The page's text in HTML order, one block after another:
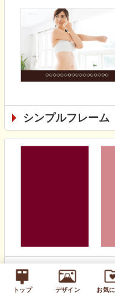
トップ デザイン お気
シンプルフレーム
無地カラー（通年